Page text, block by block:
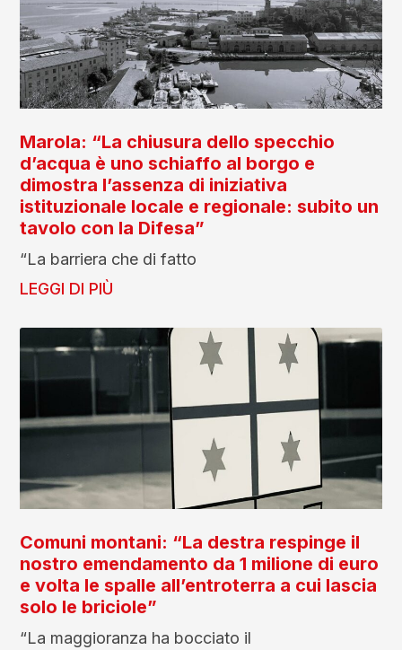
Marola: “La chiusura dello specchio
d’acqua è uno schiaffo al borgo e
dimostra l’assenza di iniziativa
istituzionale locale e regionale: subito un
tavolo con la Difesa”
“La barriera che di fatto
LEGGI DI PIÙ
Comuni montani: “La destra respinge il
nostro emendamento da 1 milione di euro
e volta le spalle all’entroterra a cui lascia
solo le briciole”
“La maggioranza ha bocciato il